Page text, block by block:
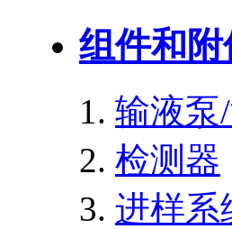
组件和附
输液泵
检测器
进样系